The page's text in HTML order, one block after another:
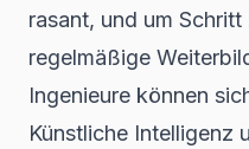
rasant, und um
regelmäßige
Ingenieure können
Künstliche Intelligenz